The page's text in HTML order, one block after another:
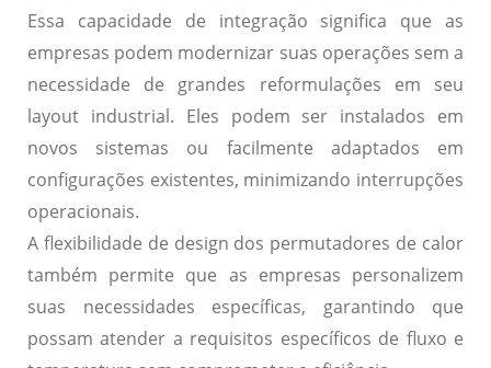
Essa capacidade de integração significa que as
empresas podem modernizar suas operações sem a
necessidade de grandes reformulações em seu
layout industrial. Eles podem ser instalados em
novos sistemas ou facilmente adaptados em
configurações existentes, minimizando interrupções
operacionais.
A flexibilidade de design dos permutadores de calor
também permite que as empresas personalizem
suas necessidades específicas, garantindo que
possam atender a requisitos específicos de fluxo e